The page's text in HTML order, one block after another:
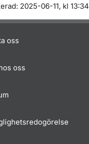
2025-06-11, kl 13:34
oss
oss